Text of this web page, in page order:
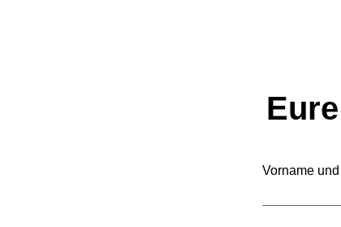
Der Staat wächst – doch
Vorname